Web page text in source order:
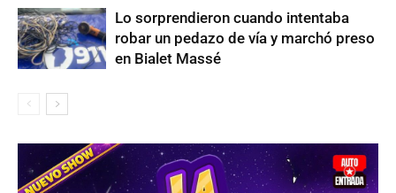
Lo sorprendieron cuando intentaba
robar un pedazo de vía y marchó preso
en Bialet Massé